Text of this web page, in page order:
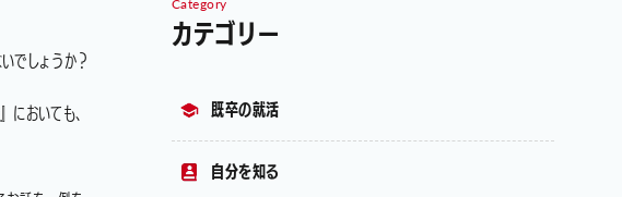
でしょうか？
においても、
カテゴリー
既卒の就活
自分を知る